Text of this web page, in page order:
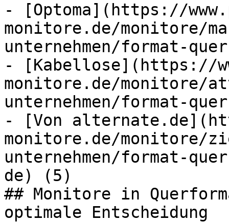
- [Optoma](https://
monitore.de/monitore/
unternehmen/format-
- [Kabellose](https://
monitore.de/monitore/
unternehmen/format-
- [Von
monitore.de/monitore/
unternehmen/format-
de) (5)
## Monitore in
optimale Entscheidung